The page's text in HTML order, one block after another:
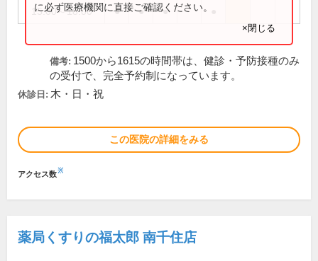
15:00～18:00 ● ● ●
に必ず医療機関に直接ご確認ください。
×閉じる
備考: 1500から1615の時間帯は、健診・予防接種のみ
の受付で、完全予約制になっています。
休診日: 木・日・祝
この医院の詳細をみる
アクセス数※
薬局くすりの福太郎 南千住店